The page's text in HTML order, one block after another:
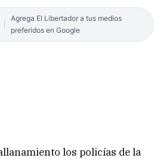
Agrega El Libertador a tus medios
preferidos en Google
los policías de la